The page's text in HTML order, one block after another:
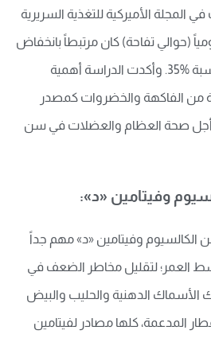
الأميركية للتغذية السريرية
(حوالي تفاحة) كان مرتبطاً بانخفاض
احتمالات ظهور الوهن بنسبة %35. وأكدت الدراسة أهمية
الفاكهة والخضروات كمصدر
أجل صحة العظام والعضلات في سن
الكالسيوم وفيتامين «د» مهم جداً
العمر؛ لتقليل مخاطر الضعف في
الأسماك الدهنية والحليب والبيض
المدعمة، كلها مصادر لفيتامين